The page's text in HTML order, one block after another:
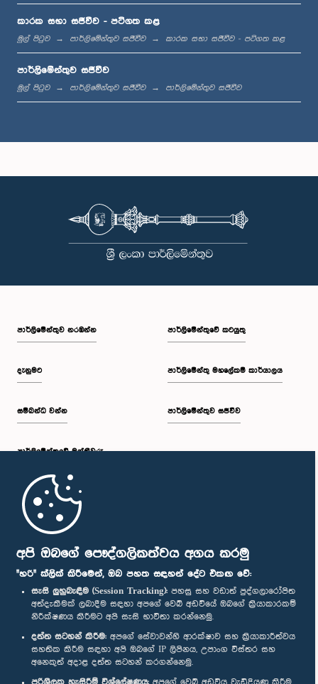
අපි ඔබගේ පෞද්ගලිකත්වය අගය කරමු
"හරි" ක්ලික් කිරීමෙන්, ඔබ පහත සඳහන් දේට එකඟ වේ:
සැසි ලුහුබැඳීම (Session Tracking): පහසු සහ වඩාත් පුද්ගලාරෝපිත
අත්දැකීමක් ලබාදීම සඳහා අපගේ වෙබ් අඩවියේ ඔබගේ ක්‍රියාකාරකම්
නිරීක්ෂණය කිරීමට අපි සැසි භාවිතා කරන්නෙමු.
දත්ත සටහන් කිරීම: අපගේ සේවාවන්හි ආරක්ෂාව සහ ක්‍රියාකාරීත්වය
සහතික කිරීම සඳහා අපි ඔබගේ IP ලිපිනය, උපාංග විස්තර සහ
අනෙකුත් අදාළ දත්ත සටහන් කරගන්නෙමු.
ප.ව. 1:23 - ප.ව. 1:33
ප.ව. 1:33 - ප.ව. 1:39
ප.ව. 1:50 - ප.ව. 1:59
ප.ව. 2:19 - ප.ව. 2:29
ප.ව. 2:29 - ප.ව. 2:37
ප.ව. 2:37 - ප.ව. 2:46
ප.ව. 2:46 - ප.ව. 2:55
ප.ව. 2:55 - ප.ව. 3:05
කාරක සභා සජීවීව - පටිගත කළ
මුල් පිටුව පාර්ලිමේන්තුව සජීවීව කාරක සභා සජීවීව - පටිගත කළ
පාර්ලිමේන්තුව සජීවීව
මුල් පිටුව පාර්ලිමේන්තුව සජීවීව පාර්ලිමේන්තුව සජීවීව
පාර්ලි‌මේන්තුව නරඹන්න
දැනුමට
සම්බන්ධ වන්න
පාර්ලි‌මේන්තුවේ මන්ත්‍රීවරු
මුල් පිටුව
පාර්ලිමේන්තුවේ කටයුතු
පාර්ලිමේන්තු මහලේකම් කාර්යාලය
පාර්ලිමේන්තුව සජීවීව
පාර්ලිමේන්තු ජංගම යෙදුම
අප හා සම්බන්ධ වී සිටින්න :
සම්මාන